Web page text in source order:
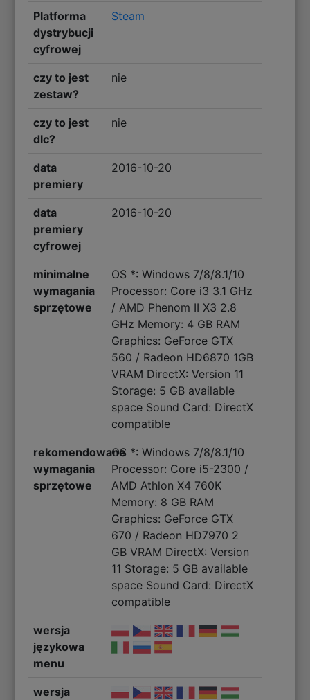
Platforma
dystrybucji
cyfrowej
Steam
czy to jest
zestaw?
nie
czy to jest
dlc?
nie
data
premiery
2016-10-20
data
premiery
cyfrowej
2016-10-20
minimalne
wymagania
sprzętowe
OS *: Windows 7/8/8.1/10
Processor: Core i3 3.1 GHz
/ AMD Phenom II X3 2.8
GHz Memory: 4 GB RAM
Graphics: GeForce GTX
560 / Radeon HD6870 1GB
VRAM DirectX: Version 11
Storage: 5 GB available
space Sound Card: DirectX
compatible
rekomendowane
wymagania
sprzętowe
OS *: Windows 7/8/8.1/10
Processor: Core i5-2300 /
AMD Athlon X4 760K
Memory: 8 GB RAM
Graphics: GeForce GTX
670 / Radeon HD7970 2
GB VRAM DirectX: Version
11 Storage: 5 GB available
space Sound Card: DirectX
compatible
wersja
językowa
menu
wersja